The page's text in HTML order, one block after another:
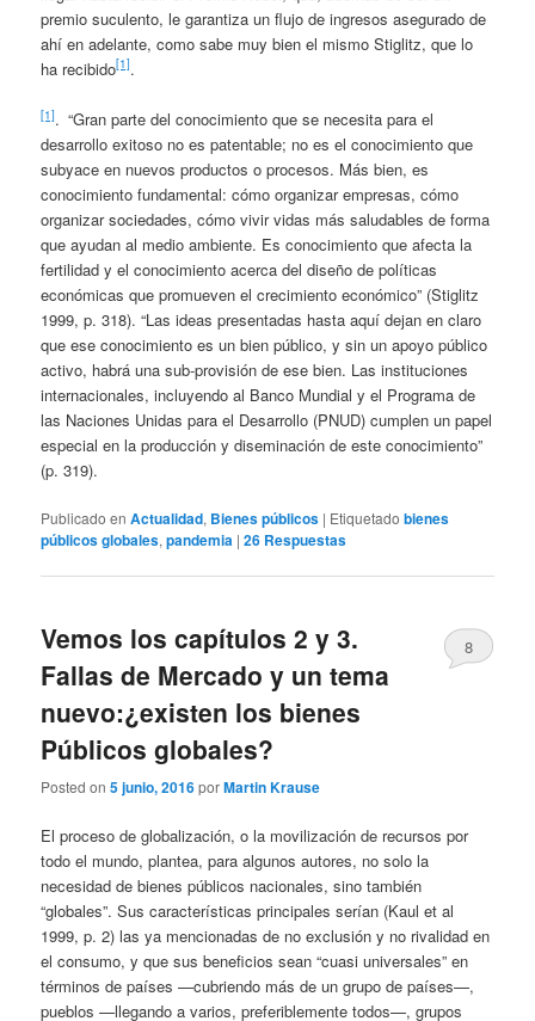
premio suculento, le garantiza un flujo de ingresos asegurado de
ahí en adelante, como sabe muy bien el mismo Stiglitz, que lo
ha recibido[1].
[1]. “Gran parte del conocimiento que se necesita para el
desarrollo exitoso no es patentable; no es el conocimiento que
subyace en nuevos productos o procesos. Más bien, es
conocimiento fundamental: cómo organizar empresas, cómo
organizar sociedades, cómo vivir vidas más saludables de forma
que ayudan al medio ambiente. Es conocimiento que afecta la
fertilidad y el conocimiento acerca del diseño de políticas
económicas que promueven el crecimiento económico” (Stiglitz
1999, p. 318). “Las ideas presentadas hasta aquí dejan en claro
que ese conocimiento es un bien público, y sin un apoyo público
activo, habrá una sub-provisión de ese bien. Las instituciones
internacionales, incluyendo al Banco Mundial y el Programa de
las Naciones Unidas para el Desarrollo (PNUD) cumplen un papel
especial en la producción y diseminación de este conocimiento”
(p. 319).
Publicado en Actualidad, Bienes públicos | Etiquetado bienes
públicos globales,pandemia |26 Respuestas
Vemos los capítulos 2 y 3.
Fallas de Mercado y un tema
nuevo:¿existen los bienes
Públicos globales?
Posted on5 junio, 2016porMartin Krause
8
El proceso de globalización, o la movilización de recursos por
todo el mundo, plantea, para algunos autores, no solo la
necesidad de bienes públicos nacionales, sino también
“globales”. Sus características principales serían (Kaul et al
1999, p. 2) las ya mencionadas de no exclusión y no rivalidad en
el consumo, y que sus beneficios sean “cuasi universales” en
términos de países —cubriendo más de un grupo de países—,
pueblos —llegando a varios, preferiblemente todos—, grupos